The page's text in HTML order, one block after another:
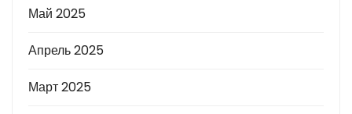
Май 2025
Апрель 2025
Март 2025